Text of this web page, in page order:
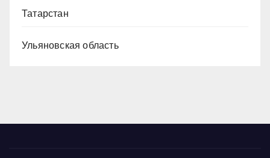
Татарстан
Ульяновская область